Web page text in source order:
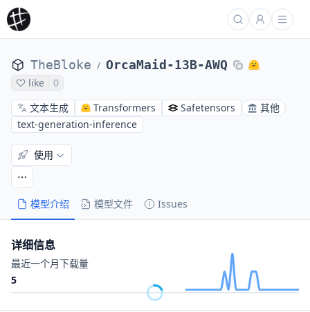
TheBloke / OrcaMaid-13B-AWQ
like
0
文本生成
Transformers Safetensors
其他
text-generation-inference
模型介绍 模型文件 Issues
使用
详细信息
最近一个月下载量
5